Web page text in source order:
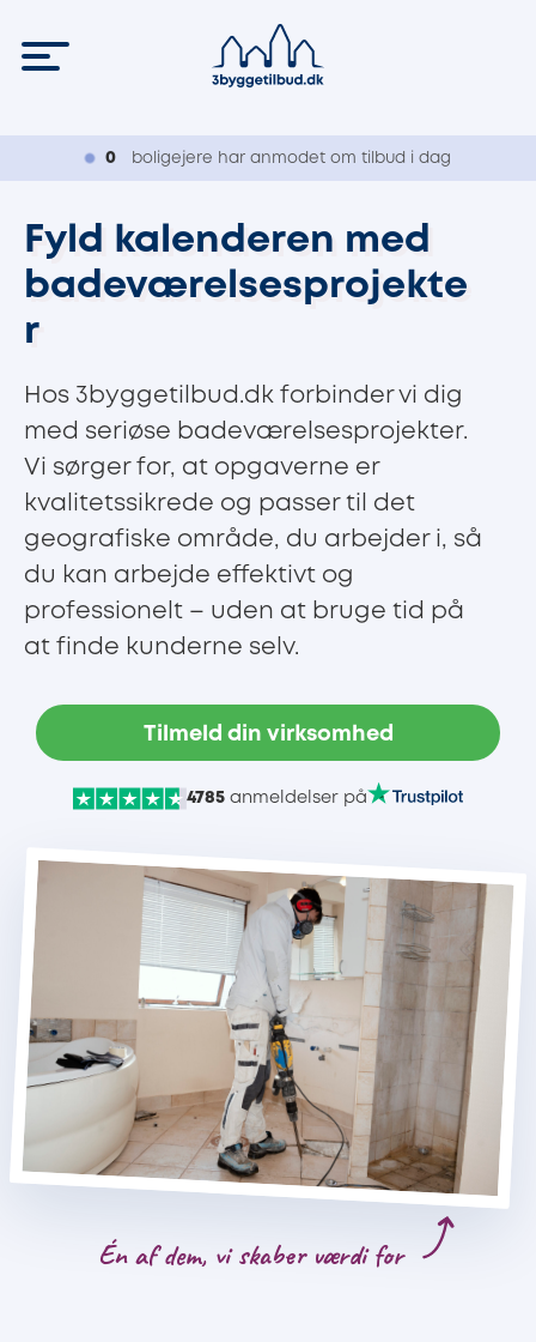
0 boligejere har anmodet om tilbud i dag
Fyld kalenderen med
badeværelsesprojekte
r
Hos 3byggetilbud.dk forbinder vi dig
med seriøse badeværelsesprojekter.
Vi sørger for, at opgaverne er
kvalitetssikrede og passer til det
geografiske område, du arbejder i, så
du kan arbejde effektivt og
professionelt – uden at bruge tid på
at finde kunderne selv.
Tilmeld din virksomhed
4785 anmeldelser på
Én af dem, vi skaber værdi for